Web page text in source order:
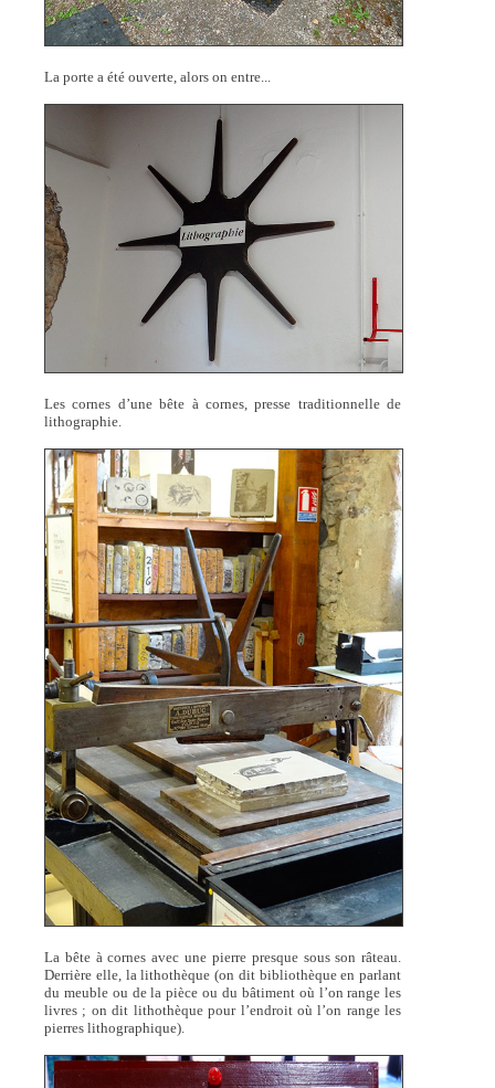
La porte a été ouverte, alors on entre...
Les cornes d’une bête à cornes, presse traditionnelle de
lithographie.
La bête à cornes avec une pierre presque sous son râteau.
Derrière elle, la lithothèque (on dit bibliothèque en parlant
du meuble ou de la pièce ou du bâtiment où l’on range les
livres ; on dit lithothèque pour l’endroit où l’on range les
pierres lithographique).